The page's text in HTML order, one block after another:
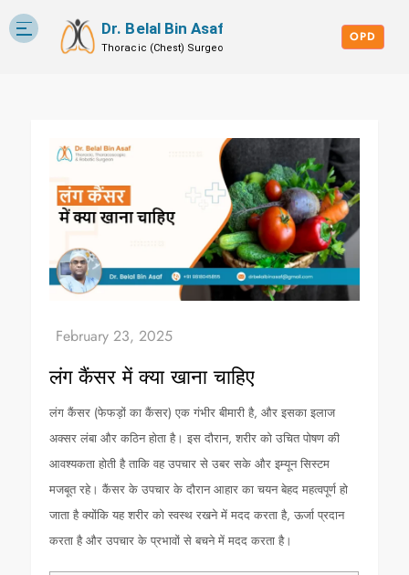
Skip
to
Blog
OPD
लंग कैंसर में क्या खाना चाहिए
लंग कैंसर (फेफड़ों का कैंसर) एक गंभीर बीमारी है, और इसका इलाज
अक्सर लंबा और कठिन होता है। इस दौरान, शरीर को उचित पोषण की
आवश्यकता होती है ताकि वह उपचार से उबर सके और इम्यून सिस्टम
मजबूत रहे। कैंसर के उपचार के दौरान आहार का चयन बेहद महत्वपूर्ण हो
जाता है क्योंकि यह शरीर को स्वस्थ रखने में मदद करता है, ऊर्जा प्रदान
करता है और उपचार के प्रभावों से बचने में मदद करता है।